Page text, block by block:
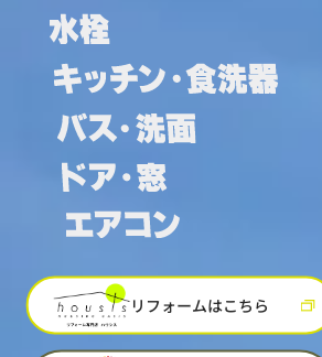
リフォームはこちら